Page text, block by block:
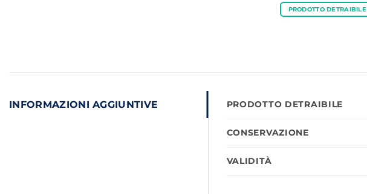
PRODOTTO DETRAIBILE
INFORMAZIONI AGGIUNTIVE PRODOTTO DETRAIBILE
CONSERVAZIONE
VALIDITÀ